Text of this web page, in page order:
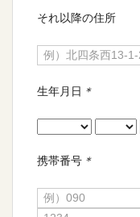
それ以降の住所
生年月日 ＊
携帯番号 ＊